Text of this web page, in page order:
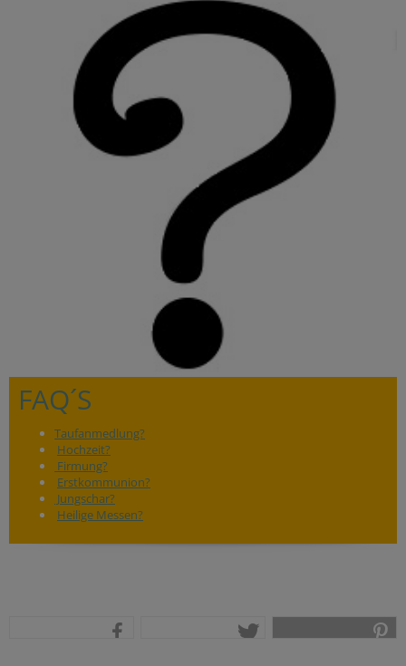
FAQ´S
Taufanmedlung?
Hochzeit?
Firmung?
Erstkommunion?
Jungschar?
Heilige Messen?